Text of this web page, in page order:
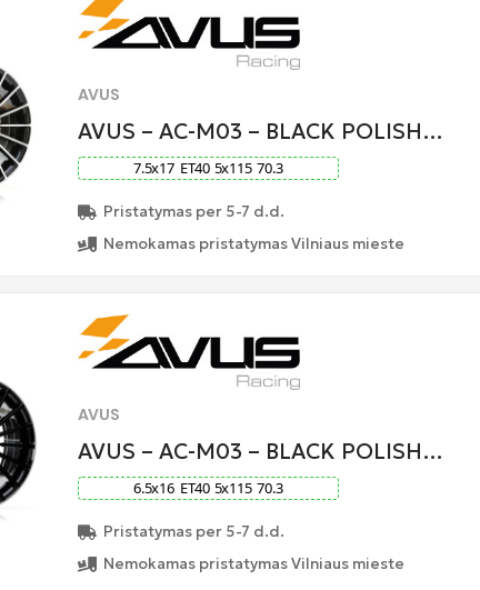
AVUS
AVUS – AC-M03 – BLACK POLISH…
7.5x17 ET40 5x115 70.3
Pristatymas per 5-7 d.d.
Nemokamas pristatymas Vilniaus mieste
AVUS
AVUS – AC-M03 – BLACK POLISH…
6.5x16 ET40 5x115 70.3
Pristatymas per 5-7 d.d.
Nemokamas pristatymas Vilniaus mieste